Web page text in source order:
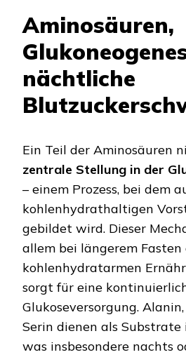
Aminosäuren,
nächtliche
Ein Teil der Aminosäuren
zentrale Stellung in der
– einem Prozess, bei dem
kohlenhydrathaltigen
gebildet wird. Dieser
allem bei längerem Fasten
kohlenhydratarmen
sorgt für eine
Glukoseversorgung.
Serin dienen als Substrate
was insbesondere nachts